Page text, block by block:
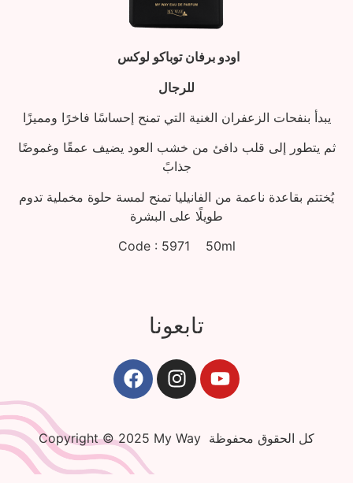
اودو برفان توباكو لوكس
للرجال
يبدأ بنفحات الزعفران الغنية التي تمنح إحساسًا فاخرًا ومميزًا
ثم يتطور إلى قلب دافئ من خشب العود يضيف عمقًا وغموضًا
جذابً
يُختتم بقاعدة ناعمة من الفانيليا تمنح لمسة حلوة مخملية تدوم
طويلًا على البشرة
Code : 5971 50ml
تابعونا
Copyright © 2025 My Way كل الحقوق محفوظة